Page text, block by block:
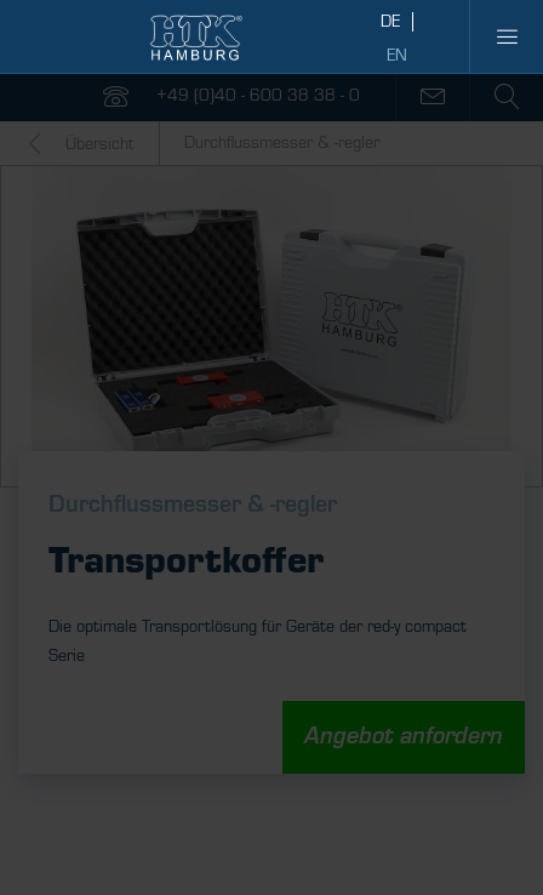
+49 (0)40 - 600 38 38 - 0
Übersicht Durchflussmesser & -regler
Durch­fluss­messer & ­-regler
Transportkoffer
Die optimale Transportlösung für Geräte der red-y compact
Serie
Angebot anfordern